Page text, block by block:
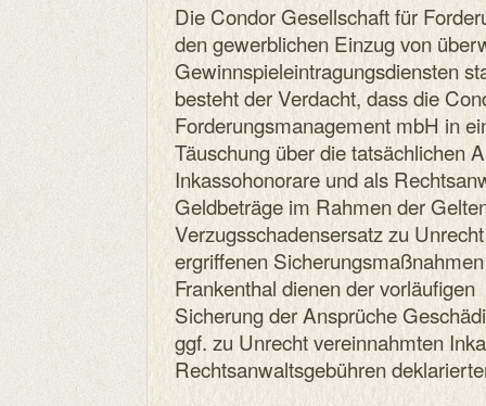
Die Condor Gesellschaft für
den gewerblichen Einzug von
Gewinnspieleintragungsdiensten
besteht der Verdacht, dass die
Forderungsmanagement mbH in
Täuschung über die tatsächlichen
Inkassohonorare und als
Geldbeträge im Rahmen der
Verzugsschadensersatz zu
ergriffenen
Frankenthal dienen der vorläufigen
Sicherung der Ansprüche
ggf. zu Unrecht vereinnahmten
Rechtsanwaltsgebühren